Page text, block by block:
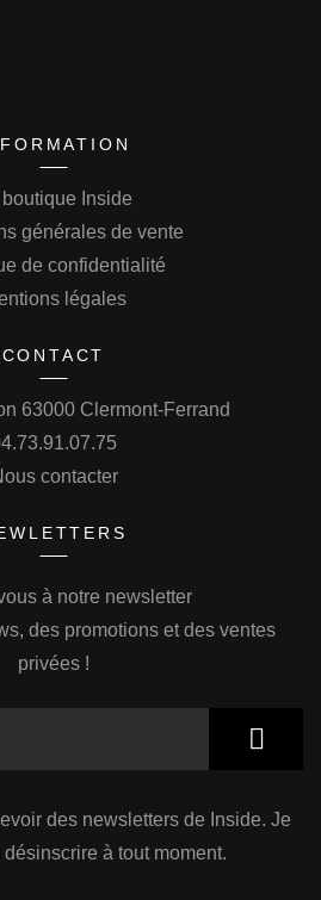
boutique Inside
générales de vente
de confidentialité
légales
CONTACT
63000 Clermont-Ferrand
contacter
à notre newsletter
des promotions et des ventes
privées !
des newsletters de Inside. Je
désinscrire à tout moment.